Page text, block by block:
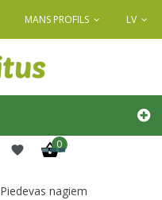
MANS PROFILS LV
0
Piedevas nagiem